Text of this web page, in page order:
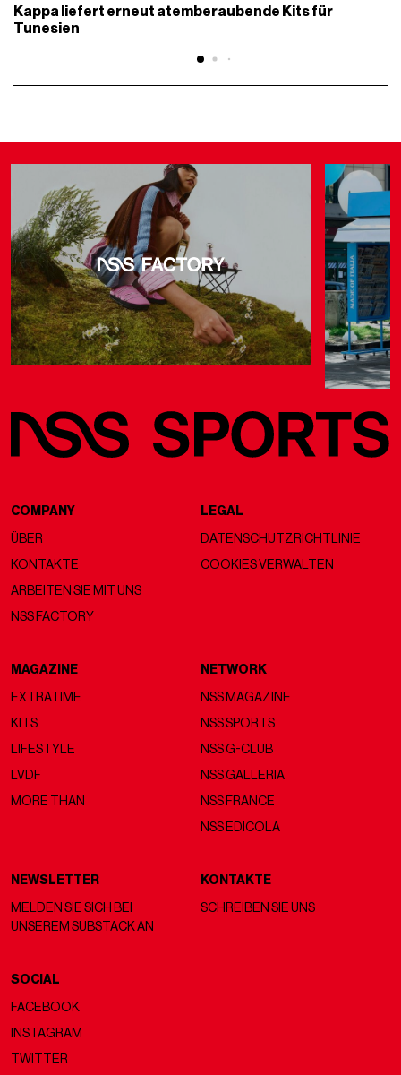
Kappa liefert erneut atemberaubende Kits für
Tunesien
COMPANY
ÜBER
KONTAKTE
ARBEITEN SIE MIT UNS
NSS FACTORY
LEGAL
DATENSCHUTZRICHTLINIE
COOKIES VERWALTEN
MAGAZINE
EXTRATIME
KITS
LIFESTYLE
LVDF
MORE THAN
NETWORK
NSS MAGAZINE
NSS SPORTS
NSS G-CLUB
NSS GALLERIA
NSS FRANCE
NSS EDICOLA
NEWSLETTER
MELDEN SIE SICH BEI
UNSEREM SUBSTACK AN
KONTAKTE
SCHREIBEN SIE UNS
SOCIAL
FACEBOOK
INSTAGRAM
TWITTER